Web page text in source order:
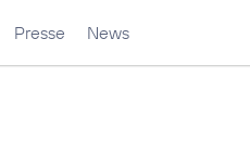
Presse News